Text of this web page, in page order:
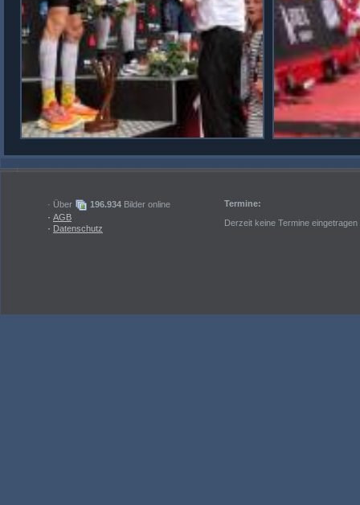
· Über 196.934 Bilder online
· AGB
· Datenschutz
Termine:
Derzeit keine Termine eingetragen